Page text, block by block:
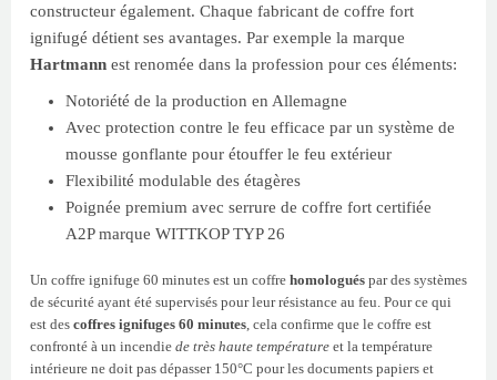
constructeur également. Chaque fabricant de coffre fort
ignifugé détient ses avantages. Par exemple la marque
Hartmann est renomée dans la profession pour ces éléments:
Notoriété de la production en Allemagne
Avec protection contre le feu efficace par un système de
mousse gonflante pour étouffer le feu extérieur
Flexibilité modulable des étagères
Poignée premium avec serrure de coffre fort certifiée
A2P marque WITTKOP TYP 26
Un coffre ignifuge 60 minutes est un coffre homologués par des systèmes
de sécurité ayant été supervisés pour leur résistance au feu. Pour ce qui
est des coffres ignifuges 60 minutes , cela confirme que le coffre est
confronté à un incendie de très haute température et la température
intérieure ne doit pas dépasser 150°C pour les documents papiers et